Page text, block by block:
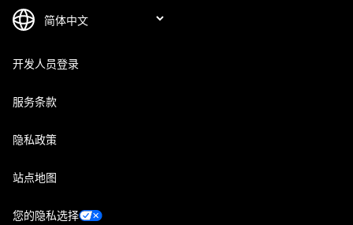
开发人员登录
服务条款
隐私政策
站点地图
您的隐私选择